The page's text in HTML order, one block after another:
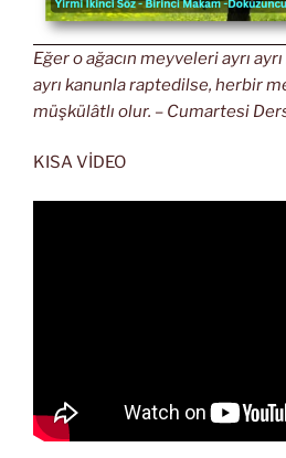
Eğer o ağacın meyveleri ayrı
ayrı kanunla raptedilse, herbir
müşkülâtlı olur. – Cumartesi
KISA VİDEO